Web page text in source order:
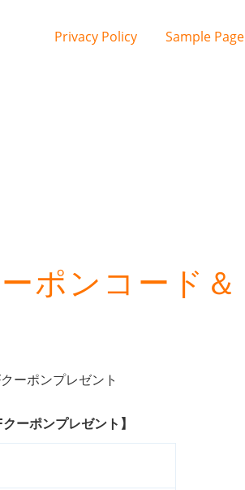
Privacy Policy Sample Page
ポンコード＆
ーポンプレゼント】